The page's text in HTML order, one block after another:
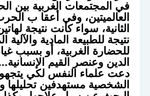
في المجتمعات الغربية بين
العالميتين، وفي أعقا ب
الثانية، سواء كانت نتيجة
نتيجة للطبيعة المادية والآلية
للحضارة الغربية، أو بسبب
الدين وعنصر القيم
دعت علماء النفس لكي
الشخصية مستهدفين تحليلها